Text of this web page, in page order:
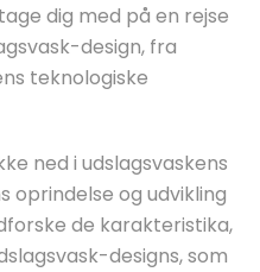
dig med på en rejse
design, fra
teknologiske
ned i udslagsvaskens
oprindelse og udvikling
de karakteristika,
designs, som